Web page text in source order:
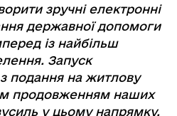
зручні електронні
державної допомоги
із найбільш
Запуск
подання на житлову
продовженням наших
у цьому напрямку,